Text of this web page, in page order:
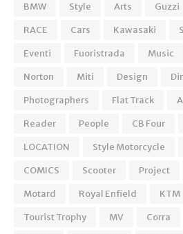
BMW
Style Arts Guzzi
RACE
Cars Kawasaki
Eventi
Fuoristrada Music
Norton
Miti Design
Photographers
Flat Track
Reader
People CB Four
LOCATION
Style Motorcycle
COMICS
Scooter Project
Motard
Royal Enfield KTM
Tourist Trophy
MV Corra